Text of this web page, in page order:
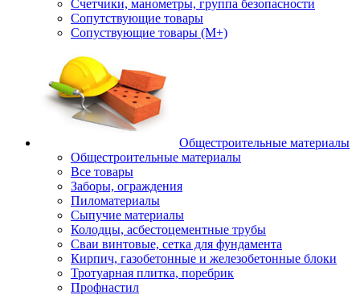
Счетчики, манометры, группа безопасности
Сопутствующие товары
Сопуствующие товары (М+)
Общестроительные материалы
Общестроительные материалы
Все товары
Заборы, ограждения
Пиломатериалы
Сыпучие материалы
Колодцы, асбестоцементные трубы
Сваи винтовые, сетка для фундамента
Кирпич, газобетонные и железобетонные блоки
Тротуарная плитка, поребрик
Профнастил